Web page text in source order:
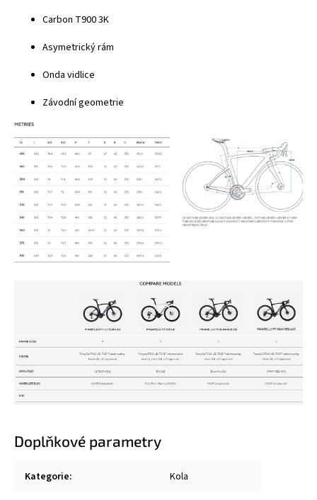
Carbon T900 3K
Asymetrický rám
Onda vidlice
Závodní geometrie
Doplňkové parametry
Kategorie: Kola